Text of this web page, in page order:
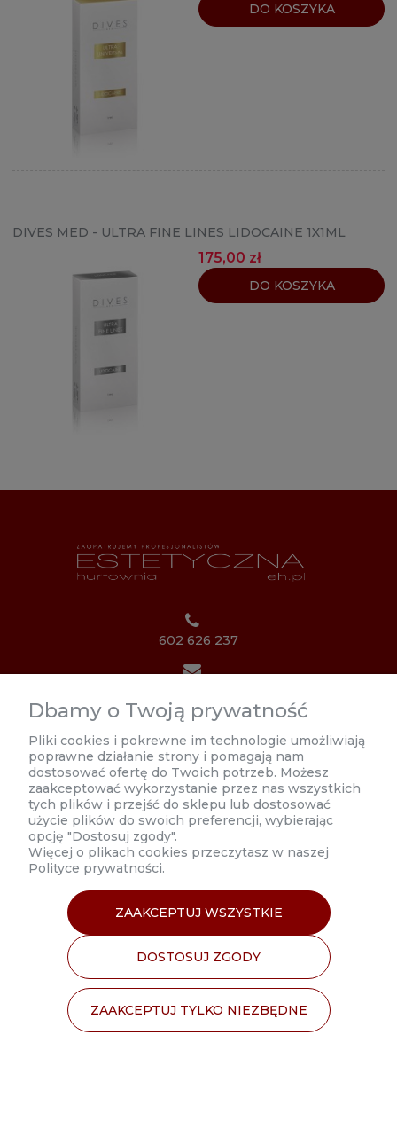
DO KOSZYKA
DIVES MED - ULTRA FINE LINES LIDOCAINE 1X1ML
175,00 zł
DO KOSZYKA
602 626 237
Poniedziałek 8:00 - 17:00
Wtorek-Czwartek 9:00 - 17:00
Piątek 9:00 - 16:00
MOJE KONTO
INFORMACJE
O NAS
Dbamy o Twoją prywatność
Pliki cookies i pokrewne im technologie umożliwiają
poprawne działanie strony i pomagają nam
dostosować ofertę do Twoich potrzeb. Możesz
zaakceptować wykorzystanie przez nas wszystkich
tych plików i przejść do sklepu lub dostosować
użycie plików do swoich preferencji, wybierając
opcję "Dostosuj zgody".
Więcej o plikach cookies przeczytasz w naszej
Polityce prywatności.
ZAAKCEPTUJ TYLKO NIEZBĘDNE
DOSTOSUJ ZGODY
ZAAKCEPTUJ WSZYSTKIE